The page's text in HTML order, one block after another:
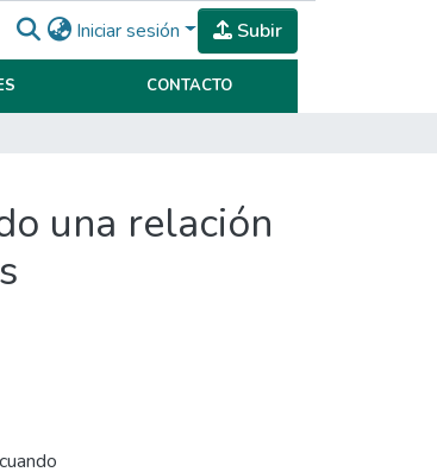
Iniciar sesión Subir
CONTACTO
una relación